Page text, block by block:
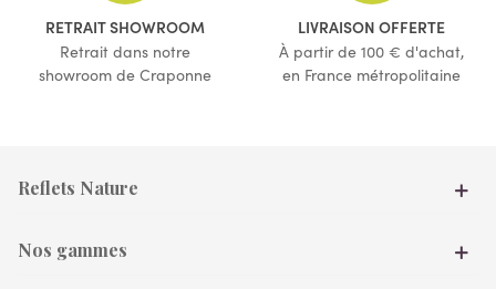
RETRAIT SHOWROOM
Retrait dans notre
showroom de Craponne
LIVRAISON OFFERTE
À partir de 100 € d'achat,
en France métropolitaine
Reflets Nature
Nos gammes